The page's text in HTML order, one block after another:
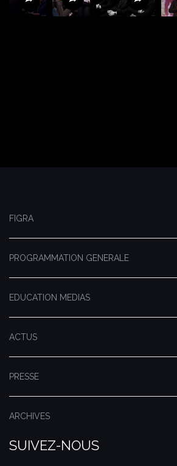
FIGRA
PROGRAMMATION GENERALE
EDUCATION MEDIAS
ACTUS
PRESSE
ARCHIVES
SUIVEZ-NOUS